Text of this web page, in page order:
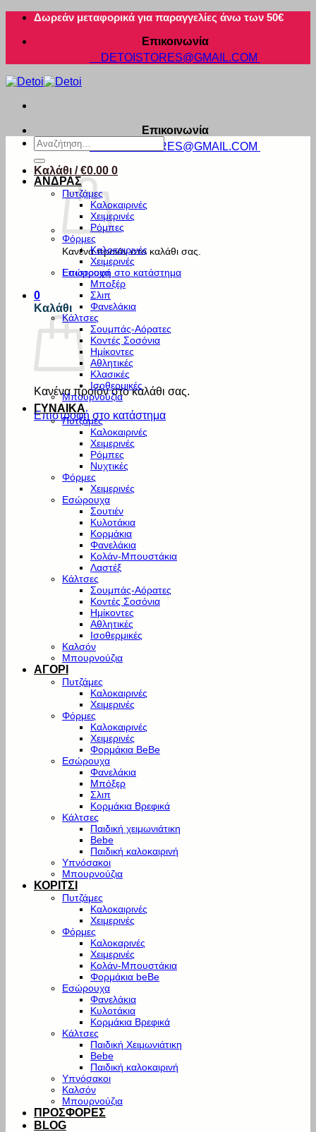
Μετάβαση
περιεχόμενο
Δωρεάν μεταφορικά για παραγγελίες άνω των 50€
Επικοινωνία
DETOISTORES@GMAIL.COM
Επικοινωνία
DETOISTORES@GMAIL.COM
Καλάθι /€0.00 0
Κανένα προϊόν στο καλάθι σας.
Επιστροφή στο κατάστημα
0
Καλάθι
Κανένα προϊόν στο καλάθι σας.
Επιστροφή στο κατάστημα
Αναζήτηση
για:
ΑΝΔΡΑΣ
Πυτζάμες
Καλοκαιρινές
Χειμερινές
Ρόμπες
Φόρμες
Καλοκαιρινές
Χειμερινές
Εσώρουχα
Μποξέρ
Σλιπ
Φανελάκια
Κάλτσες
Σουμπάς-Αόρατες
Κοντές Σοσόνια
Ημίκοντες
Αθλητικές
Κλασικές
Ισοθερμικές
Μπουρνούζια
ΓΥΝΑΙΚΑ
Πυτζάμες
Καλοκαιρινές
Χειμερινές
Ρόμπες
Νυχτικές
Φόρμες
Χειμερινές
Εσώρουχα
Σουτιέν
Κυλοτάκια
Κορμάκια
Φανελάκια
Κολάν-Μπουστάκια
Λαστέξ
Κάλτσες
Σουμπάς-Αόρατες
Κοντές Σοσόνια
Ημίκοντες
Αθλητικές
Ισοθερμικές
Καλσόν
Μπουρνούζια
ΑΓΟΡΙ
Πυτζάμες
Καλοκαιρινές
Χειμερινές
Φόρμες
Καλοκαιρινές
Χειμερινές
Φορμάκια BeBe
Εσώρουχα
Φανελάκια
Μπόξερ
Σλιπ
Κορμάκια Βρεφικά
Κάλτσες
Παιδική χειμωνιάτικη
Bebe
Παιδική καλοκαιρινή
Υπνόσακοι
Μπουρνούζια
ΚΟΡΙΤΣΙ
Πυτζάμες
Καλοκαιρινές
Χειμερινές
Φόρμες
Καλοκαρινές
Χειμερινές
Κολάν-Μπουστάκια
Φορμάκια beBe
Εσώρουχα
Φανελάκια
Κυλοτάκια
Κορμάκια Βρεφικά
Κάλτσες
Παιδική Χειμωνιάτικη
Bebe
Παιδική καλοκαιρινή
Υπνόσακοι
Καλσόν
Μπουρνούζια
ΠΡΟΣΦΟΡΕΣ
BLOG